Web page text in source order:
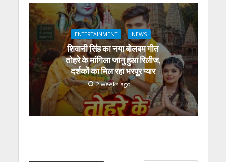
ENTERTAINMENT NEWS
शिवानी सिंह का नया बोलबम गीत
तोहरे के मांगिला जानु हुआ रिलीज,
दर्शकों का मिल रहा भरपूर प्यार
2 weeks ago